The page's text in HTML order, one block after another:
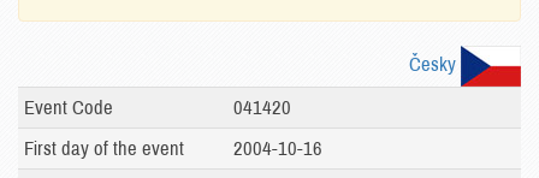
Česky
Event Code
041420
First day of the event
2004-10-16